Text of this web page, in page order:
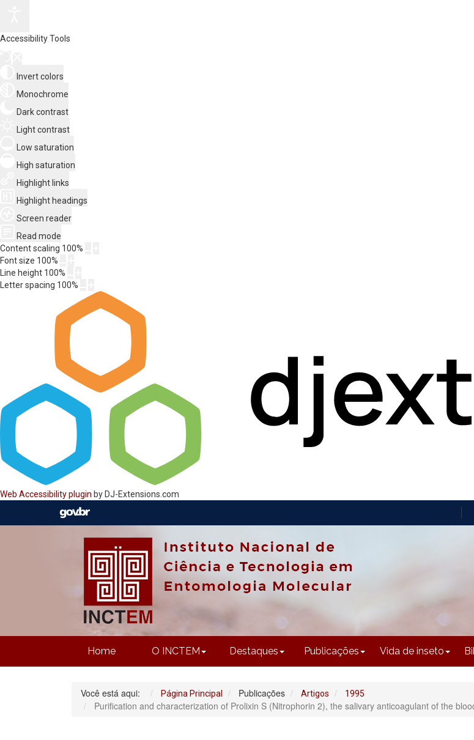
Accessibility Tools
Invert colors
Monochrome
Dark contrast
Light contrast
Low saturation
High saturation
Highlight links
Highlight headings
Screen reader
Read mode
Content scaling 100%
Font size 100%
Line height 100%
Letter spacing 100%
Web Accessibility plugin by DJ-Extensions.com
Home O INCTEM Destaques Publicações Vida de inseto
Você está aqui: Página Principal Publicações Artigos 1995
Purification and characterization of Prolixin S (Nitrophorin 2), the salivary anticoagulant of the